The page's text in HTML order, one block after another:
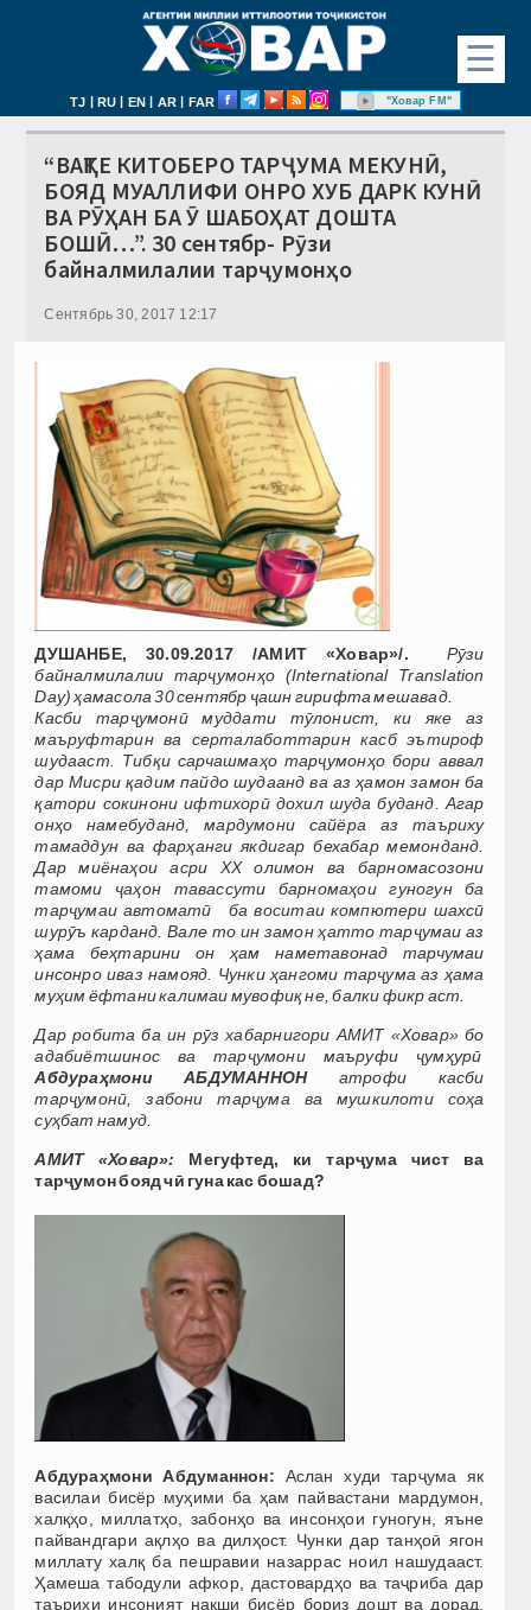
☰
TJ | RU | EN | AR | FAR "Ховар FM"
“ВАҚТЕ КИТОБЕРО ТАРҶУМА МЕКУНӢ,
БОЯД МУАЛЛИФИ ОНРО ХУБ ДАРК КУНӢ
ВА РӮҲАН БА Ӯ ШАБОҲАТ ДОШТА
БОШӢ…”. 30 сентябр- Рӯзи
байналмилалии тарҷумонҳо
Сентябрь 30, 2017 12:17
ДУШАНБЕ, 30.09.2017 /АМИТ «Ховар»/.
Рӯзи
байналмилалии тарҷумонҳо (International Translation
Day) ҳамасола 30 сентябр ҷашн гирифта мешавад.
Касби тарҷумонӣ муддати тӯлонист, ки яке аз
маъруфтарин ва серталаботтарин касб эътироф
шудааст. Тибқи сарчашмаҳо тарҷумонҳо бори аввал
дар Мисри қадим пайдо шудаанд ва аз ҳамон замон ба
қатори сокинони ифтихорӣ дохил шуда буданд. Агар
онҳо намебуданд, мардумони сайёра аз таъриху
тамаддун ва фарҳанги якдигар бехабар мемонданд.
Дар миёнаҳои асри XX олимон ва барномасозони
тамоми ҷаҳон тавассути барномаҳои гуногун ба
тарҷумаи автоматӣ ба воситаи компютери шахсӣ
шурӯъ карданд.Вале то ин замон ҳатто тарҷумаи аз
ҳама беҳтарини он ҳам наметавонад тарчумаи
инсонро иваз намояд. Чунки ҳангоми тарҷума аз ҳама
муҳим ёфтани калимаи мувофиқ не, балки фикр аст.
Дар робита ба ин рӯз хабарнигори АМИТ «Ховар» бо
адабиётшинос ва тарҷумони маъруфи ҷумҳурӣ
Абдураҳмони АБДУМАННОНатрофи касби
тарҷумонӣ, забони тарҷума ва мушкилоти соҳа
суҳбат намуд.
АМИТ «Ховар»: Мегуфтед, ки тарҷума чист ва
тарҷумон бояд чӣ гуна кас бошад?
Абдураҳмони Абдуманнон: Аслан худи тарҷума як
василаи бисёр муҳими ба ҳам пайвастани мардумон,
халқҳо, миллатҳо, забонҳо ва инсонҳои гуногун, яъне
пайвандгари ақлҳо ва дилҳост. Чунки дар танҳоӣ ягон
миллату халқ ба пешравии назаррас ноил нашудааст.
Ҳамеша табодули афкор, дастовардҳо ва таҷриба дар
таърихи инсоният нақши бисёр бориз дошт ва дорад.